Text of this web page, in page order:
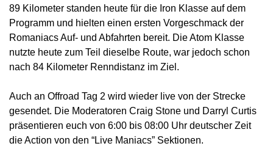
89 Kilometer standen heute für die Iron Klasse auf dem
Programm und hielten einen ersten Vorgeschmack der
Romaniacs Auf- und Abfahrten bereit. Die Atom Klasse
nutzte heute zum Teil dieselbe Route, war jedoch schon
nach 84 Kilometer Renndistanz im Ziel.
Auch an Offroad Tag 2 wird wieder live von der Strecke
gesendet. Die Moderatoren Craig Stone und Darryl Curtis
präsentieren euch von 6:00 bis 08:00 Uhr deutscher Zeit
die Action von den “Live Maniacs” Sektionen.